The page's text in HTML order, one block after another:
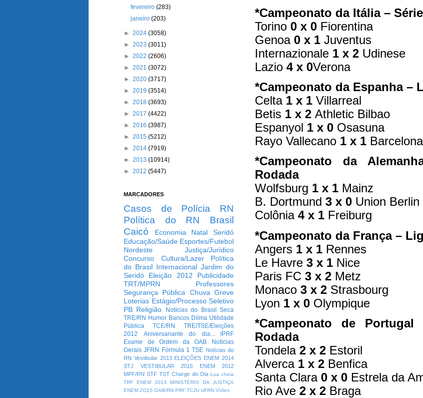
*Campeonato da Itália –
Torino 0 x 0 Fiorentina
Genoa 0 x 1 Juventus
Internazionale 1 x 2 Udinese
Lazio 4 x 0Verona
*Campeonato da Espanha –
Celta 1 x 1 Villarreal
Betis 1 x 2 Athletic Bilbao
Espanyol 1 x 0 Osasuna
Rayo Vallecano 1 x 1 Barcelona
*Campeonato da
Rodada
Wolfsburg 1 x 1 Mainz
B. Dortmund 3 x 0 Union Berlin
Colônia 4 x 1 Freiburg
*Campeonato da França –
Angers 1 x 1 Rennes
Le Havre 3 x 1 Nice
Paris FC 3 x 2 Metz
Monaco 3 x 2 Strasbourg
Lyon 1 x 0 Olympique
*Campeonato de
Rodada
Tondela 2 x 2 Estoril
Alverca 1 x 2 Benfica
Santa Clara 0 x 0 Estrela da
Rio Ave 2 x 2 Braga
fevereiro(283)
janeiro(203)
► 2024 (3058)
► 2023 (3011)
► 2022 (2606)
► 2021 (3072)
► 2020 (3717)
► 2019 (3514)
► 2018 (3693)
► 2017 (4422)
► 2016 (3987)
► 2015 (5212)
► 2014 (7919)
► 2013 (10914)
► 2012 (5447)
MARCADORES
Casos de Polícia
RN
Política do RN
Brasil
Caicó
Economia Natal
Seridó
Educação/Saúde Esportes/Futebol
Nordeste
Justiça/Jurídico
Concurso
Cultura/Lazer
Política
do Brasil Internacional Jardim do
Seridó
Eleição 2012
Publicidade
TRT/MPRN
Professores
Segurança Pública Chuva Greve
Loterias Estágio/Processo Seletivo
PB Religião Notícias do Brasil
Seca
TRE/RN Humor Bancos Dilma Utilidade
Pública
TCE/RN
TRE/TSE/Eleições
2012
Aniversariante do dia...
IPRF
Exame de Ordem da OAB
Notícias
Gerais JFRN Fórmula 1 TSE Notícias do
RN Vestibular 2013 ELEIÇÕES ENEM 2014
STJ
VESTIBULAR 2015
ENEM 2012
MPF/RN STF TST Charge do Dia Lua cheia
TRF
ENEM 2013
MINISTÉRIO DA JUSTIÇA
ENEM 2O15 OAB/RN PRF TCJU UFRN Vídeo